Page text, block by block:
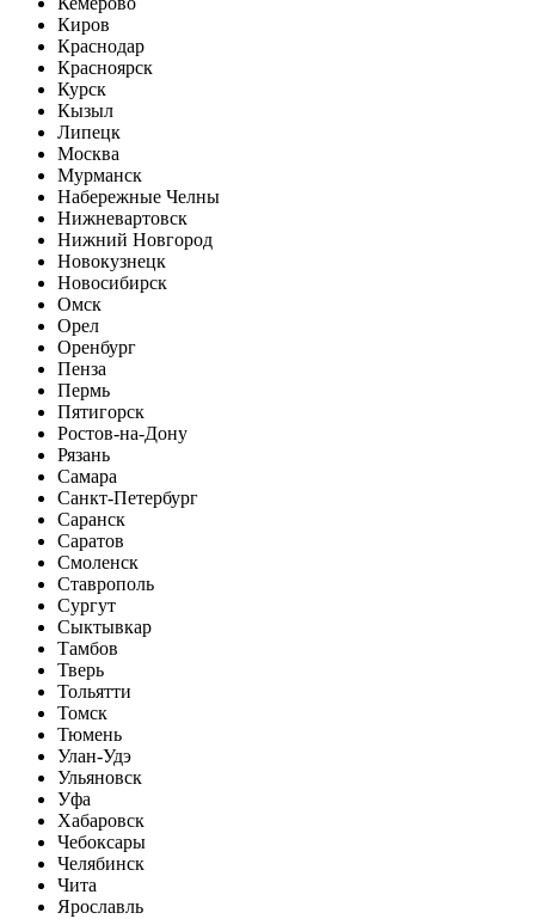
Киров
Краснодар
Красноярск
Курск
Кызыл
Липецк
Москва
Мурманск
Набережные Челны
Нижневартовск
Нижний Новгород
Новокузнецк
Новосибирск
Омск
Орел
Оренбург
Пенза
Пермь
Пятигорск
Ростов-на-Дону
Рязань
Самара
Санкт-Петербург
Саранск
Саратов
Смоленск
Ставрополь
Сургут
Сыктывкар
Тамбов
Тверь
Тольятти
Томск
Тюмень
Улан-Удэ
Ульяновск
Уфа
Хабаровск
Чебоксары
Челябинск
Чита
Ярославль